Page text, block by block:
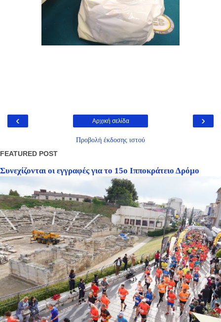
‹ ›
Αρχική σελίδα
Προβολή έκδοσης ιστού
FEATURED POST
Συνεχίζονται οι εγγραφές για το 15ο Ιπποκράτειο Δρόμο